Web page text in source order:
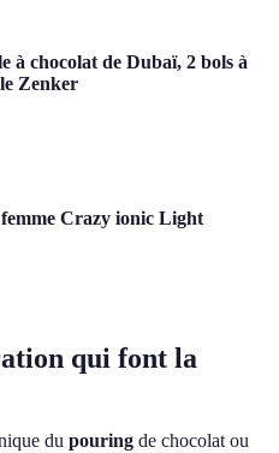
à chocolat de Dubaï, 2 bols à
Zenker
femme Crazy ionic Light
qui font la
du pouring de chocolat ou